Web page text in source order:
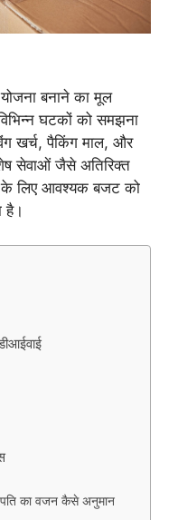
बनाने का मूल
घटकों को समझना
खर्च, पैकिंग माल, और
सेवाओं जैसे अतिरिक्त
लिए आवश्यक बजट को
है।
का वजन कैसे अनुमान